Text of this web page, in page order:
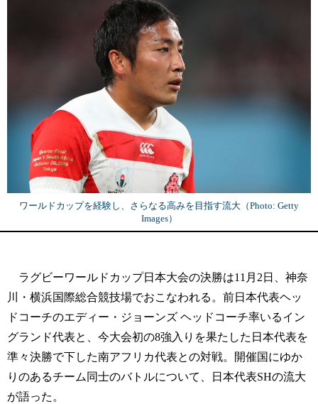
ワールドカップを経験し、さらなる高みを目指す流大（Photo: Getty
Images）
ラグビーワールドカップ日本大会の決勝は11月2日、神奈
川・横浜国際総合競技場でおこなわれる。前日本代表ヘッ
ドコーチのエディー・ジョーンズ ヘッドコーチ率いるイン
グランド代表と、今大会初の8強入りを果たした日本代表を
準々決勝で下した南アフリカ代表との対戦。開催国にゆか
りのあるチーム同士のバトルについて、日本代表SHの流大
が語った。